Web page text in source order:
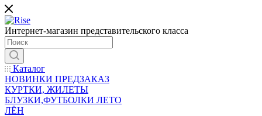
Интернет-магазин представительского класса
Каталог
НОВИНКИ ПРЕДЗАКАЗ
КУРТКИ, ЖИЛЕТЫ
БЛУЗКИ,ФУТБОЛКИ ЛЕТО
ЛЁН